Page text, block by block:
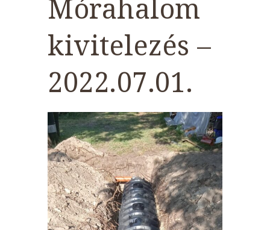
Mórahalom
kivitelezés –
2022.07.01.